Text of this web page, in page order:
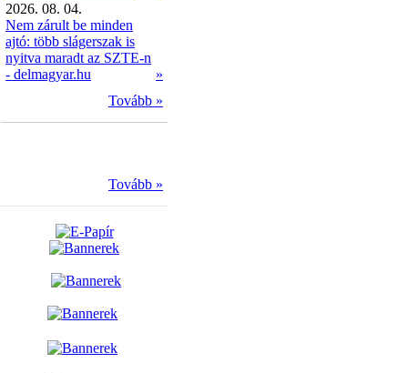
2026. 08. 04.
Nem zárult be minden
ajtó: több slágerszak is
nyitva maradt az SZTE-n
- delmagyar.hu
»
Tovább »
Tovább »